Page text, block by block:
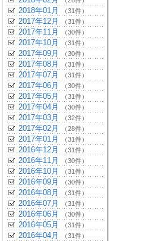
2018年01月 （31件）
2017年12月 （31件）
2017年11月 （30件）
2017年10月 （31件）
2017年09月 （30件）
2017年08月 （31件）
2017年07月 （31件）
2017年06月 （30件）
2017年05月 （31件）
2017年04月 （30件）
2017年03月 （32件）
2017年02月 （28件）
2017年01月 （31件）
2016年12月 （31件）
2016年11月 （30件）
2016年10月 （31件）
2016年09月 （30件）
2016年08月 （31件）
2016年07月 （31件）
2016年06月 （30件）
2016年05月 （31件）
2016年04月 （31件）